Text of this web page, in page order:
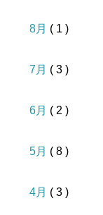
8月 ( 1 )
7月 ( 3 )
6月 ( 2 )
5月 ( 8 )
4月 ( 3 )